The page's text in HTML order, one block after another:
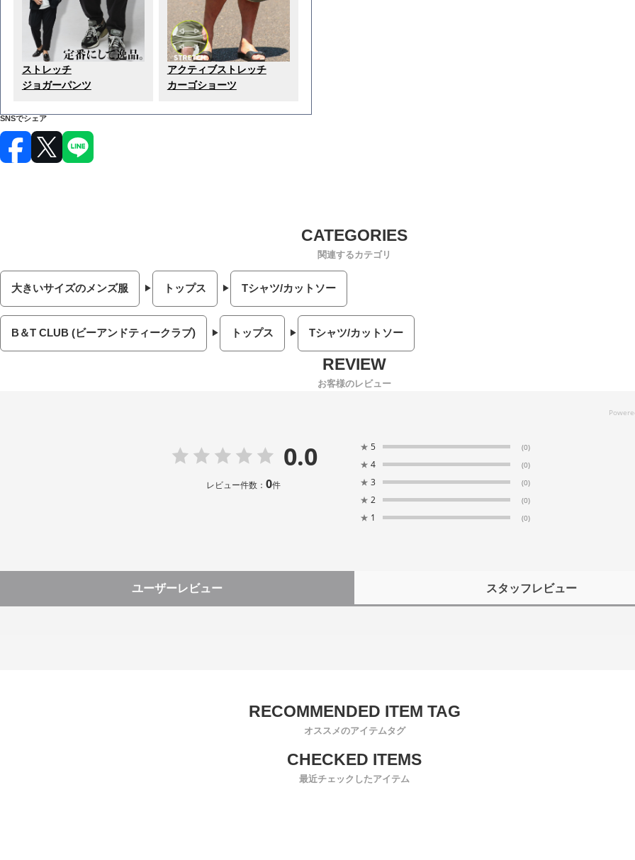
ストレッチ
ジョガーパンツ
アクティブストレッチ
カーゴショーツ
SNSでシェア
関連するカテゴリ
大きいサイズのメンズ服 トップス Tシャツ/カットソー
B＆T CLUB (ビーアンドティークラブ) トップス Tシャツ/カットソー
お客様のレビュー
0.0
レビュー件数： 0件
★ 5 (0)
★ 4 (0)
★ 3 (0)
★ 2 (0)
★ 1 (0)
ユーザーレビュー スタッフレビュー
オススメのアイテムタグ
最近チェックしたアイテム